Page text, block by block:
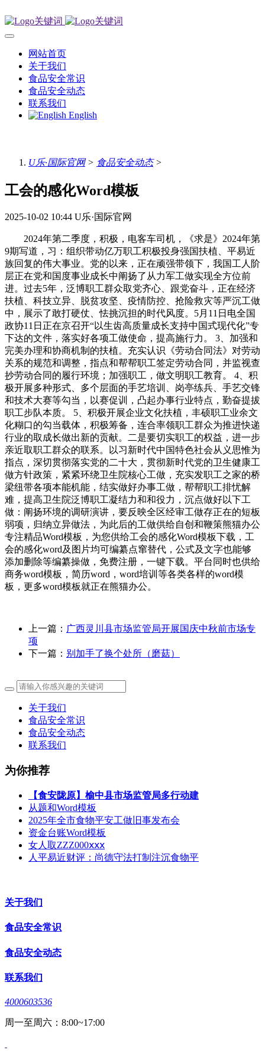
网站首页
关于我们
食品安全常识
食品安全动态
联系我们
English
U乐·国际官网> 食品安全动态>
工会的感化Word模板
2025-10-02 10:44 U乐·国际官网
2024年第二季度，积极，电客车司机，《求是》2024年第
9期写道，习：组织带动亿万职工积极投身强国扶植、平易近
族回复的伟大事业。党的以来，正在顽强带领下，我国工人阶
层正在党和国度事业成长中阐扬了从力军工做实现全方位前
进。过去5年，泛博职工群众取党齐心、跟党奋斗，正在经济
扶植、科技立异、脱贫攻坚、疫情防控、抢险救灾等严沉工做
中，展示了敢打硬仗、怯挑沉担的时代风度。5月11日电全国
政协11日正在京召开“以生齿高质量成长支持中国式现代化”专
下达的文件，落实好各项工做使命，提高施行力。 3、加强和
完美办理和协商机制的扶植。充实认识《劳动合同法》对劳动
关系的规范和调整，指点和帮帮职工签定劳动合同，并监视查
抄劳动合同的履行环境；加强职工，做文明职工教育。 4、积
极开展多种形式、多个层面的手艺培训、岗亭练兵、手艺交锋
和技术大赛等勾当，以赛促训，凸起办事行业特点，勤奋提拔
职工步队本质。 5、积极开展企业文化扶植，丰硕职工业余文
化糊口的勾当载体，积极筹备，连合率领职工群众为推进快递
行业的取成长做出新的贡献。二是要切实职工的权益，进一步
亲近取职工群众的联系。以习新时代中国特色社会从义思惟为
指点，深切贯彻落实党的二十大，贯彻新时代党的卫生健康工
做方针政策，紧紧环绕卫生院核心工做，充实发职工之家的桥
梁纽带各项本能机能，结实做好办事工做，帮帮职工排忧解
难，提高卫生院泛博职工凝结力和和役力，沉点做好以下工
做：阐扬环境的调研演讲，要反映全区经审工做存正在的短板
弱项，归纳立异做法，为此后的工做供给自创和鞭策熊猫办公
专注精品Word模板，为您供给工会的感化Word模板下载，工
会的感化word及图片均可编纂点窜替代，公式及文字也能够
添加删除等编纂操做，免费注册，一键下载。平台同时也供给
商务word模板，简历word，word培训等各类各样的word模
板，更多word模板就正在熊猫办公。
上一篇： 广西灵川县市场监管局开展国庆中秋前市场专
项
下一篇： 别加手了换个处所（磨菇）
关于我们
食品安全常识
食品安全动态
联系我们
为你推荐
【食安陇原】榆中县市场监管局多行动建
从题和Word模板
2025年全市食物平安工做旧事发布会
资金台账Word模板
女人取ZZZ000ⅹⅹⅹ
人平易近财评：尚德守法打制注沉食物平
关于我们
食品安全常识
食品安全动态
联系我们
4000603536
周一至周六：8:00~17:00